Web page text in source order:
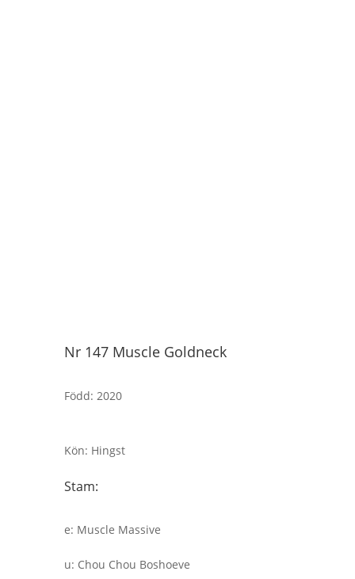
Nr 147 Muscle Goldneck
Född: 2020
Kön: Hingst
Stam:
e: Muscle Massive
u: Chou Chou Boshoeve